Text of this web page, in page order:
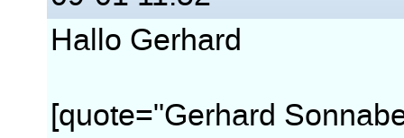
Hallo Gerhard
[quote="Gerhard